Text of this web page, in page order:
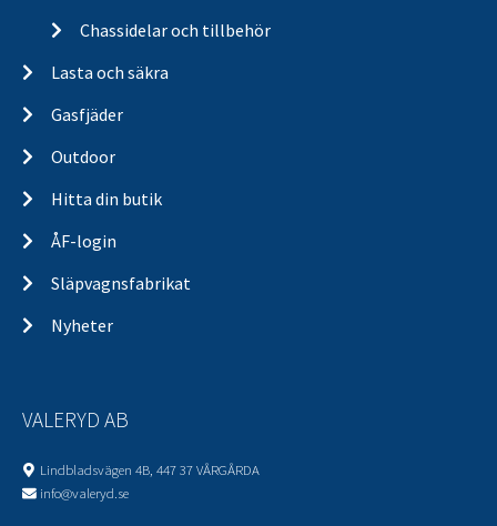
Chassidelar och tillbehör
Lasta och säkra
Gasfjäder
Outdoor
Hitta din butik
ÅF-login
Släpvagnsfabrikat
Nyheter
VALERYD AB
Lindbladsvägen 4B, 447 37 VÅRGÅRDA
info@valeryd.se